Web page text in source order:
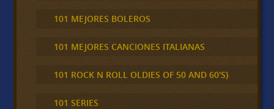
101 MEJORES BOLEROS
101 MEJORES CANCIONES ITALIANAS
101 ROCK N ROLL OLDIES OF 50 AND 60'S}
101 SERIES